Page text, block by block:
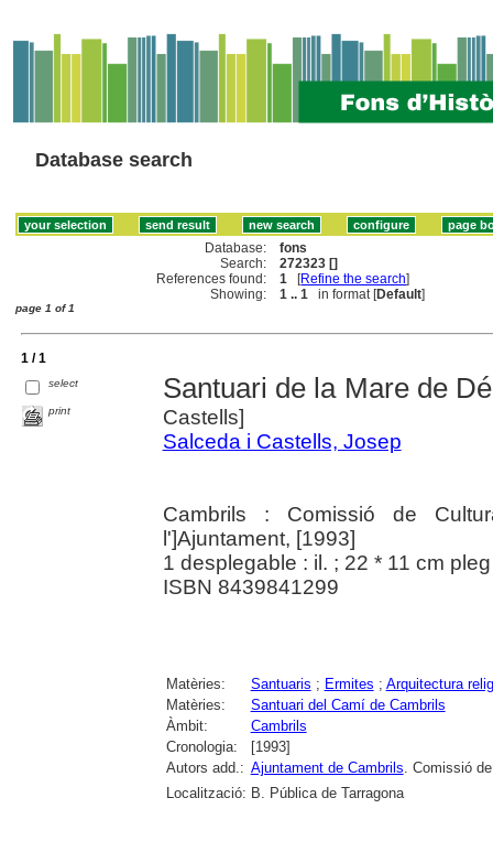
Database search
Database:
fons
Search:
272323 []
References found:
1 [Refine the search]
Showing:
1 .. 1 in format [Default]
page 1 of 1
1 / 1
select
print
Santuari de la Mare de
Castells]
Salceda i Castells, Josep
Cambrils : Comissió de
l']Ajuntament, [1993]
1 desplegable : il. ; 22 * 11 cm pleg
ISBN 8439841299
Matèries: Santuaris ; Ermites ; Arquitectura
Matèries:
Santuari del Camí de Cambrils
Àmbit:
Cambrils
Cronologia:
[1993]
Autors add.: Ajuntament de Cambrils . Comissió
Localització: B. Pública de Tarragona